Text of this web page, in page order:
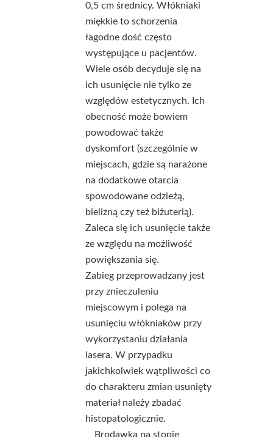
0,5 cm średnicy. Włókniaki
miękkie to schorzenia
łagodne dość często
występujące u pacjentów.
Wiele osób decyduje się na
ich usunięcie nie tylko ze
względów estetycznych. Ich
obecność może bowiem
powodować także
dyskomfort (szczególnie w
miejscach, gdzie są narażone
na dodatkowe otarcia
spowodowane odzieżą,
bielizną czy też biżuterią).
Zaleca się ich usunięcie także
ze względu na możliwość
powiększania się.
Zabieg przeprowadzany jest
przy znieczuleniu
miejscowym i polega na
usunięciu włókniaków przy
wykorzystaniu działania
lasera. W przypadku
jakichkolwiek wątpliwości co
do charakteru zmian usunięty
materiał należy zbadać
histopatologicznie.
Brodawka na stopie